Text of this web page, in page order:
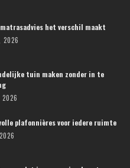
het verschil maakt
tuin maken zonder in te
plafonnières voor iedere ruimte